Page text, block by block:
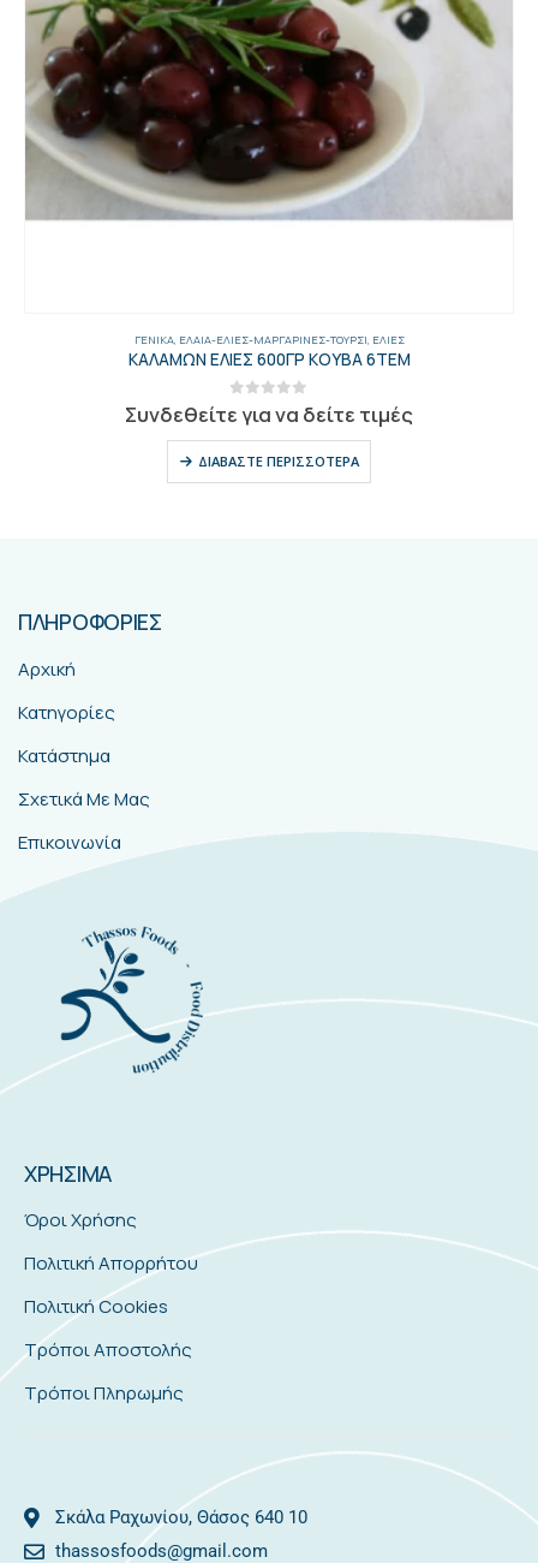
ΓΕΝΙΚΑ, ΈΛΑΙΑ-ΕΛΙΈΣ-ΜΑΡΓΑΡΊΝΕΣ-ΤΟΥΡΣΊ, ΕΛΙΈΣ
ΚΑΛΑΜΩΝ ΕΛΙΕΣ 600ΓΡ ΚΟΥΒΑ 6ΤΕΜ
out of 5
Συνδεθείτε για να δείτε τιμές
ΔΙΑΒΆΣΤΕ ΠΕΡΙΣΣΌΤΕΡΑ
ΠΛΗΡΟΦΟΡΙΕΣ
Αρχική
Κατηγορίες
Κατάστημα
Σχετικά Με Μας
Επικοινωνία
ΧΡΗΣΙΜΑ
Όροι Χρήσης
Πολιτική Απορρήτου
Πολιτική Cookies
Τρόποι Αποστολής
Τρόποι Πληρωμής
Σκάλα Ραχωνίου, Θάσος 640 10
thassosfoods@gmail.com